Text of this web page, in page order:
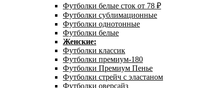
Футболки белые сток от 78 ₽
Футболки сублимационные
Футболки однотонные
Футболки белые
Женские:
Футболки классик
Футболки премиум-180
Футболки Премиум Пенье
Футболки стрейч с эластаном
Футболки оверсайз